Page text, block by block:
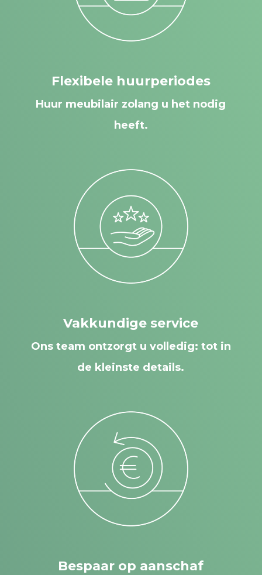
Flexibele huurperiodes
Huur meubilair zolang u het nodig
heeft.
Vakkundige service
Ons team ontzorgt u volledig: tot in
de kleinste details.
Bespaar op aanschaf